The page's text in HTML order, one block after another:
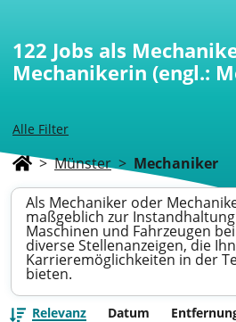
Alle Filter
122 Jobs als
Mechanikerin (engl.:
> Münster > Mechaniker
Als Mechaniker oder
maßgeblich zur
Maschinen und Fahrzeugen
diverse Stellenanzeigen, die
Karrieremöglichkeiten in der
bieten.
Relevanz Datum